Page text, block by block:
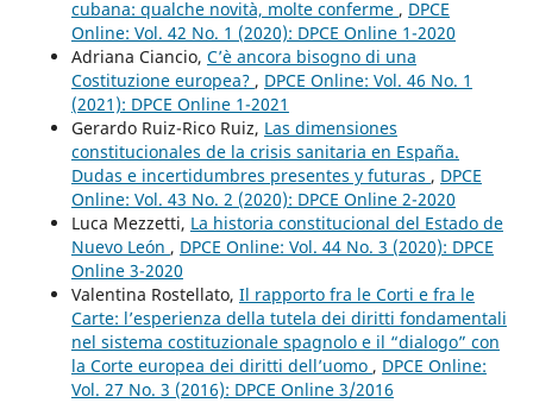
cubana: qualche novità, molte conferme , DPCE
Online: Vol. 42 No. 1 (2020): DPCE Online 1-2020
Adriana Ciancio, C’è ancora bisogno di una
Costituzione europea? , DPCE Online: Vol. 46 No. 1
(2021): DPCE Online 1-2021
Gerardo Ruiz-Rico Ruiz, Las dimensiones
constitucionales de la crisis sanitaria en España.
Dudas e incertidumbres presentes y futuras , DPCE
Online: Vol. 43 No. 2 (2020): DPCE Online 2-2020
Luca Mezzetti, La historia constitucional del Estado de
Nuevo León , DPCE Online: Vol. 44 No. 3 (2020): DPCE
Online 3-2020
Valentina Rostellato, Il rapporto fra le Corti e fra le
Carte: l’esperienza della tutela dei diritti fondamentali
nel sistema costituzionale spagnolo e il “dialogo” con
la Corte europea dei diritti dell’uomo , DPCE Online:
Vol. 27 No. 3 (2016): DPCE Online 3/2016